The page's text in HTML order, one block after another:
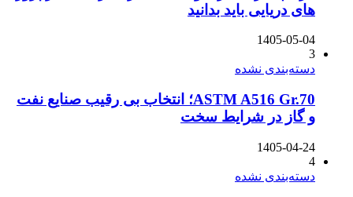
های دریایی باید بدانید
1405-05-04
3
دسته‌بندی نشده
ASTM A516 Gr.70؛ انتخاب بی رقیب صنایع نفت
و گاز در شرایط سخت
1405-04-24
4
دسته‌بندی نشده